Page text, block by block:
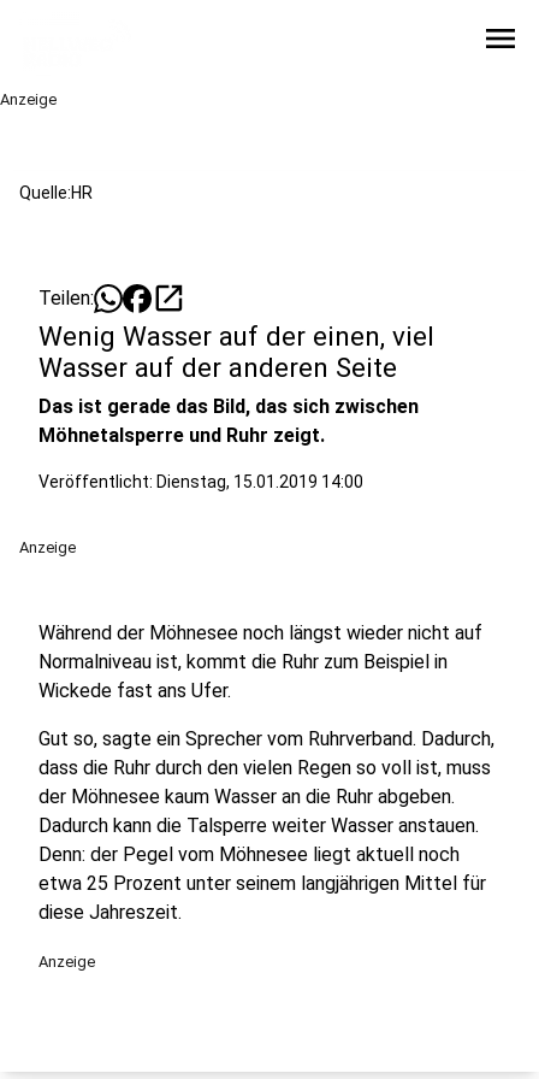
menu
Anzeige
Quelle:HR
Teilen: open_in_new
Wenig Wasser auf der einen, viel
Wasser auf der anderen Seite
Das ist gerade das Bild, das sich zwischen
Möhnetalsperre und Ruhr zeigt.
Veröffentlicht: Dienstag, 15.01.2019 14:00
Anzeige
Während der Möhnesee noch längst wieder nicht auf
Normalniveau ist, kommt die Ruhr zum Beispiel in
Wickede fast ans Ufer.
Gut so, sagte ein Sprecher vom Ruhrverband. Dadurch,
dass die Ruhr durch den vielen Regen so voll ist, muss
der Möhnesee kaum Wasser an die Ruhr abgeben.
Dadurch kann die Talsperre weiter Wasser anstauen.
Denn: der Pegel vom Möhnesee liegt aktuell noch
etwa 25 Prozent unter seinem langjährigen Mittel für
diese Jahreszeit.
Anzeige